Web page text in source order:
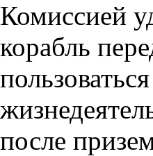
Комиссией
корабль
после